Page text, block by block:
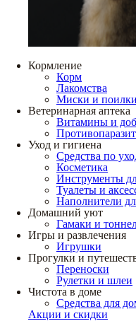
Кормление
Корм
Лакомства
Миски и поилки
Ветеринарная аптека
Витамины и
Уход и гигиена
Средства по
Косметика
Инструменты
Туалеты и
Наполнители
Домашний уют
Гамаки и
Игры и развлечения
Игрушки
Прогулки и
Переноски
Рулетки и шлеи
Чистота в доме
Средства для
Акции и скидки